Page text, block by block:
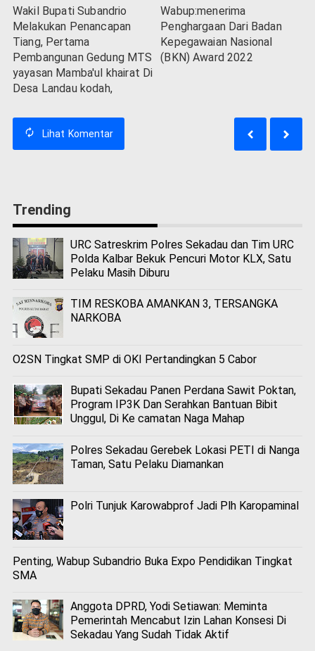
Wakil Bupati Subandrio
Melakukan Penancapan
Tiang, Pertama
Pembangunan Gedung MTS
yayasan Mamba'ul khairat Di
Desa Landau kodah,
Wabup:menerima
Penghargaan Dari Badan
Kepegawaian Nasional
(BKN) Award 2022
Lihat Komentar
Trending
URC Satreskrim Polres Sekadau dan Tim URC
Polda Kalbar Bekuk Pencuri Motor KLX, Satu
Pelaku Masih Diburu
TIM RESKOBA AMANKAN 3, TERSANGKA
NARKOBA
O2SN Tingkat SMP di OKI Pertandingkan 5 Cabor
Bupati Sekadau Panen Perdana Sawit Poktan,
Program IP3K Dan Serahkan Bantuan Bibit
Unggul, Di Ke camatan Naga Mahap
Polres Sekadau Gerebek Lokasi PETI di Nanga
Taman, Satu Pelaku Diamankan
Polri Tunjuk Karowabprof Jadi Plh Karopaminal
Penting, Wabup Subandrio Buka Expo Pendidikan Tingkat
SMA
Anggota DPRD, Yodi Setiawan: Meminta
Pemerintah Mencabut Izin Lahan Konsesi Di
Sekadau Yang Sudah Tidak Aktif